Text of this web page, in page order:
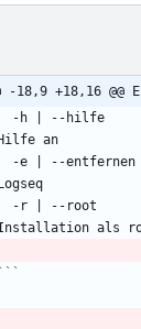
-18,9 +18,16
```